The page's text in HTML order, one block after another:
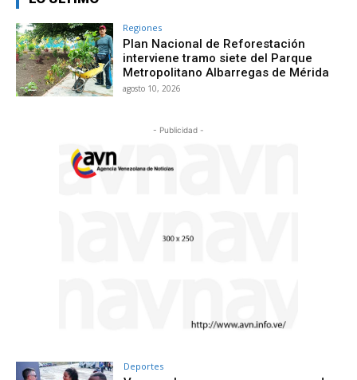
Regiones
Plan Nacional de Reforestación
interviene tramo siete del Parque
Metropolitano Albarregas de Mérida
agosto 10, 2026
- Publicidad -
Deportes